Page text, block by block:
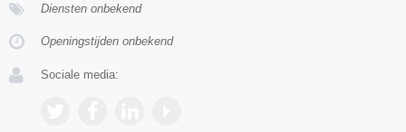
Diensten onbekend
Openingstijden onbekend
Sociale media: